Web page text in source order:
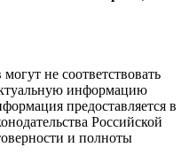
не соответствовать
информацию
предоставляется в
Российской
и полноты